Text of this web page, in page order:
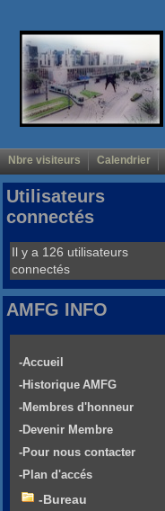
Nbre visiteurs Calendrier
Utilisateurs
connectés
Il y a 126 utilisateurs
connectés
AMFG INFO
-Accueil
-Historique AMFG
-Membres d'honneur
-Devenir Membre
-Pour nous contacter
-Plan d'accés
-Bureau